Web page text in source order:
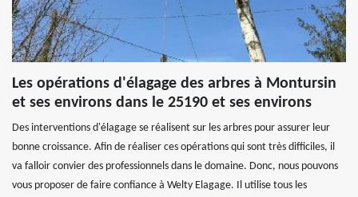
Les opérations d'élagage des arbres à Montursin
et ses environs dans le 25190 et ses environs
Des interventions d'élagage se réalisent sur les arbres pour assurer leur
bonne croissance. Afin de réaliser ces opérations qui sont très difficiles, il
va falloir convier des professionnels dans le domaine. Donc, nous pouvons
vous proposer de faire confiance à Welty Elagage. Il utilise tous les